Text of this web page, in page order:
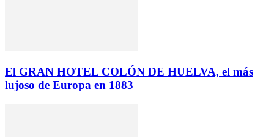
El GRAN HOTEL COLÓN DE HUELVA, el más
lujoso de Europa en 1883